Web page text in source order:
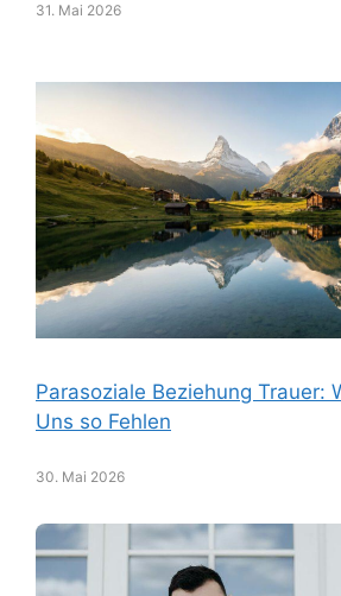
31. Mai 2026
Parasoziale Beziehung Trauer:
Uns so Fehlen
30. Mai 2026